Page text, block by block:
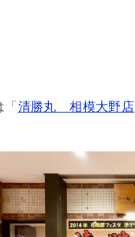
清勝丸 相模大野店